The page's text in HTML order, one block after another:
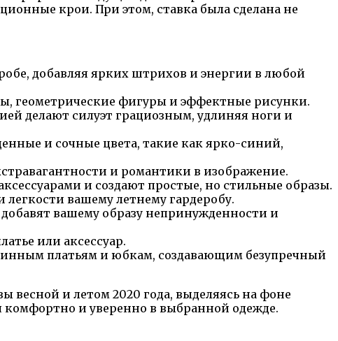
крои. При этом, ставка была сделана не
добавляя ярких штрихов и энергии в любой
геометрические фигуры и эффектные рисунки.
делают силуэт грациозным, удлиняя ноги и
и сочные цвета, такие как ярко-синий,
и романтики в изображение.
и создают простые, но стильные образы.
вашему летнему гардеробу.
вашему образу непринужденности и
или аксессуар.
платьям и юбкам, создавающим безупречный
весной и летом 2020 года, выделяясь на фоне
комфортно и уверенно в выбранной одежде.